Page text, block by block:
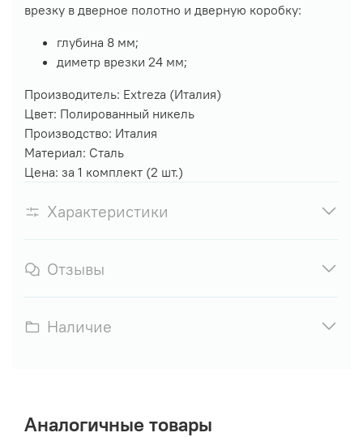
врезку в дверное полотно и дверную коробку:
глубина 8 мм;
диметр врезки 24 мм;
Производитель: Extreza (Италия)
Цвет: Полированный никель
Производство: Италия
Материал: Сталь
Цена: за 1 комплект (2 шт.)
Характеристики
Отзывы
Наличие
Аналогичные товары